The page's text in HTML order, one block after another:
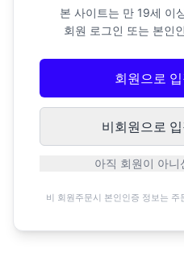
본 사이트는 만 19세 이
회원 로그인 또는 본인
회원으로
비회원으로
아직 회원이 아니
비 회원주문시 본인인증 정보는 주